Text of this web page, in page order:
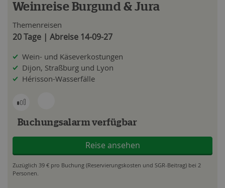
Weinreise Burgund & Jura
Themenreisen
20 Tage | Abreise 14-09-27
Wein- und Käseverkostungen
Dijon, Straßburg und Lyon
Hérisson-Wasserfälle
Buchungsalarm verfügbar
Reise ansehen
Zuzüglich 39 € pro Buchung (Reservierungskosten und SGR-Beitrag) bei 2
Personen.